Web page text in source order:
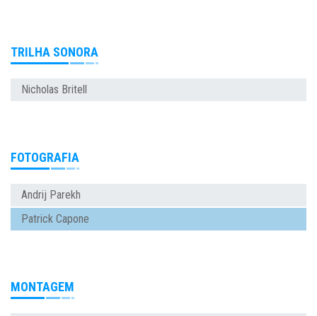
TRILHA SONORA
Nicholas Britell
FOTOGRAFIA
Andrij Parekh
Patrick Capone
MONTAGEM